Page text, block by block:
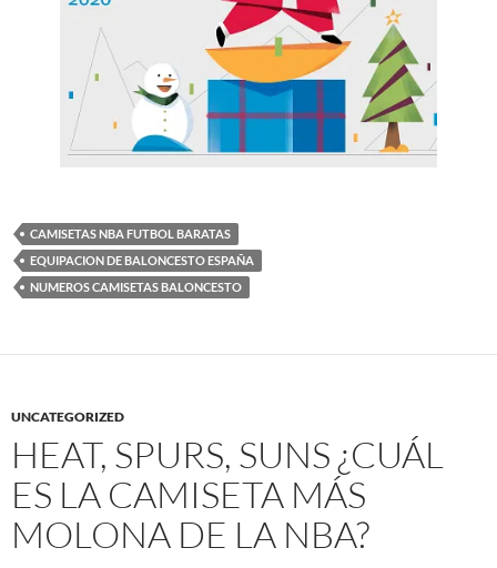
CAMISETAS NBA FUTBOL BARATAS
EQUIPACION DE BALONCESTO ESPAÑA
NUMEROS CAMISETAS BALONCESTO
UNCATEGORIZED
HEAT, SPURS, SUNS ¿CUÁL
ES LA CAMISETA MÁS
MOLONA DE LA NBA?